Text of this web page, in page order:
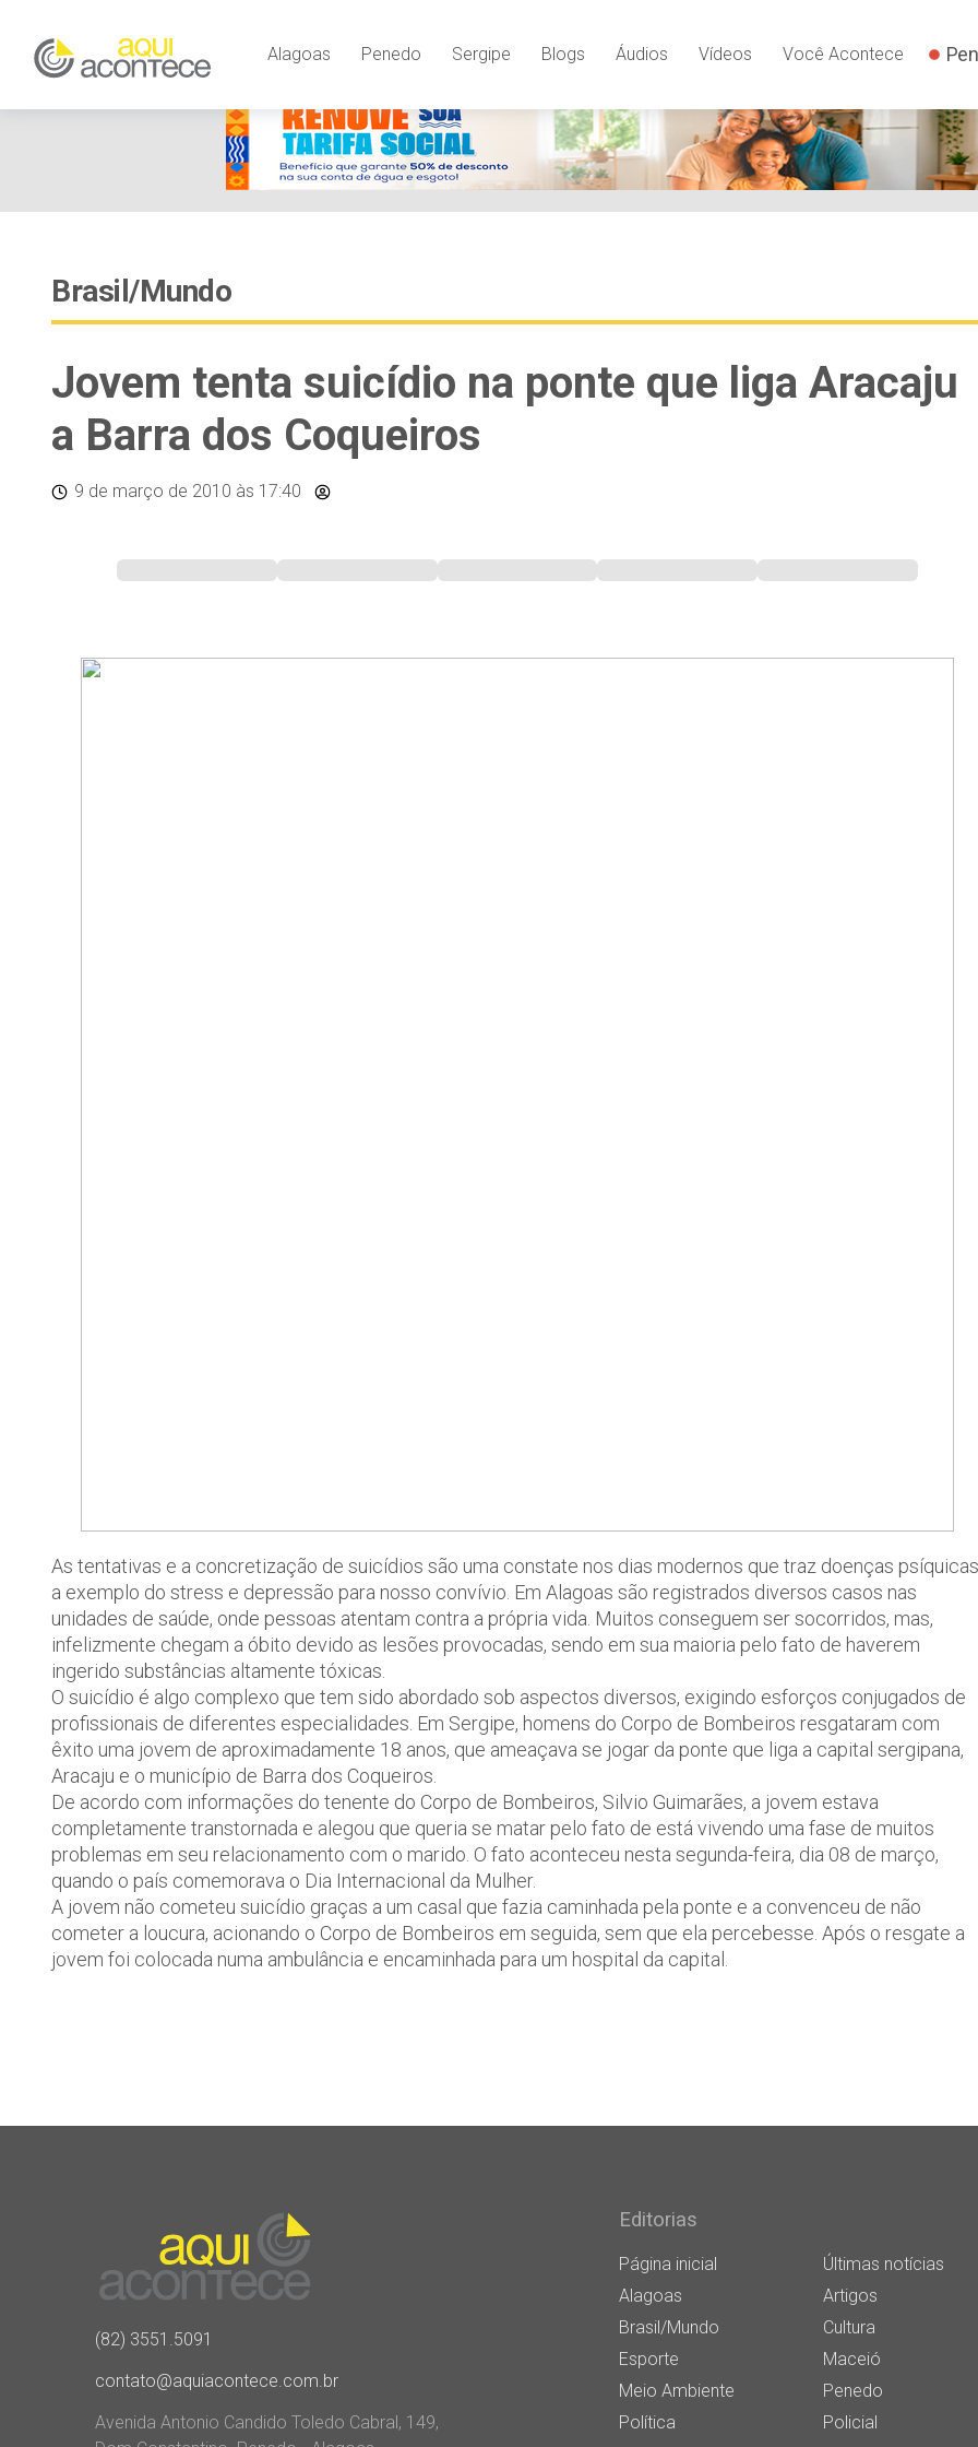
Alagoas Penedo Sergipe Blogs Áudios Vídeos Você Acontece
Brasil/Mundo
Jovem tenta suicídio na ponte que liga Aracaju
a Barra dos Coqueiros
9 de março de 2010 às 17:40
As tentativas e a concretização de suicídios são uma constate nos dias modernos que traz doenças psíquicas
a exemplo do stress e depressão para nosso convívio. Em Alagoas são registrados diversos casos nas
unidades de saúde, onde pessoas atentam contra a própria vida. Muitos conseguem ser socorridos, mas,
infelizmente chegam a óbito devido as lesões provocadas, sendo em sua maioria pelo fato de haverem
ingerido substâncias altamente tóxicas.
O suicídio é algo complexo que tem sido abordado sob aspectos diversos, exigindo esforços conjugados de
profissionais de diferentes especialidades. Em Sergipe, homens do Corpo de Bombeiros resgataram com
êxito uma jovem de aproximadamente 18 anos, que ameaçava se jogar da ponte que liga a capital sergipana,
Aracaju e o município de Barra dos Coqueiros.
De acordo com informações do tenente do Corpo de Bombeiros, Silvio Guimarães, a jovem estava
completamente transtornada e alegou que queria se matar pelo fato de está vivendo uma fase de muitos
problemas em seu relacionamento com o marido. O fato aconteceu nesta segunda-feira, dia 08 de março,
quando o país comemorava o Dia Internacional da Mulher.
A jovem não cometeu suicídio graças a um casal que fazia caminhada pela ponte e a convenceu de não
cometer a loucura, acionando o Corpo de Bombeiros em seguida, sem que ela percebesse. Após o resgate a
jovem foi colocada numa ambulância e encaminhada para um hospital da capital.
(82) 3551.5091
contato@aquiacontece.com.br
Avenida Antonio Candido Toledo Cabral, 149,
Editorias
Página inicial
Últimas notícias
Alagoas
Artigos
Brasil/Mundo
Cultura
Esporte
Maceió
Meio Ambiente
Penedo
Política
Policial